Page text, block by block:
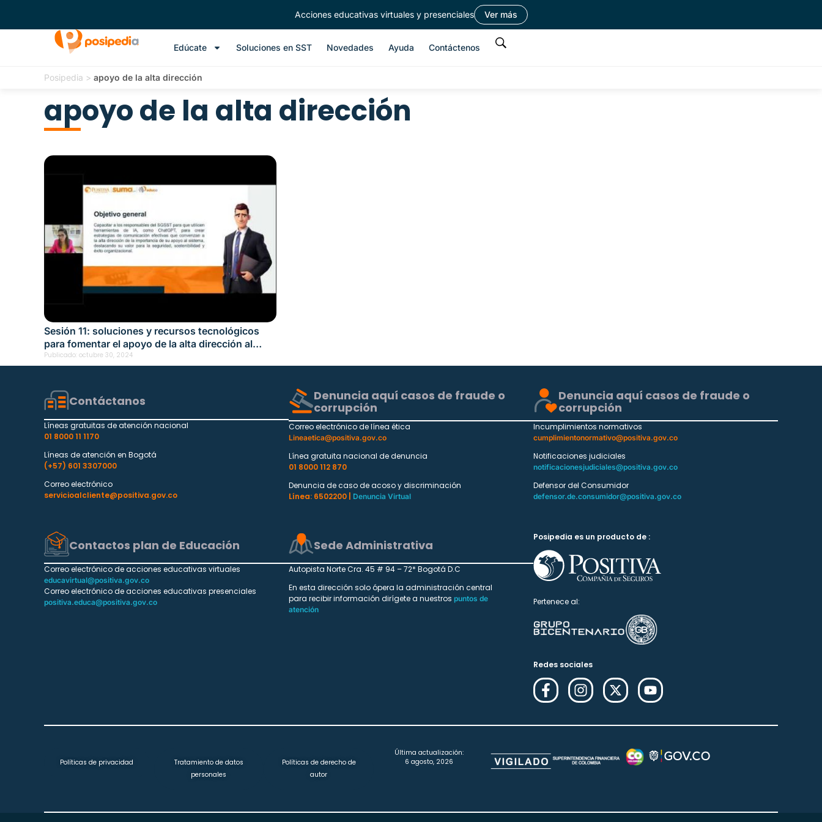
Acciones educativas virtuales y presenciales Ver más
Edúcate Soluciones en SST Novedades Ayuda Contáctenos
Posipedia > apoyo de la alta dirección
apoyo de la alta dirección
Sesión 11: soluciones y recursos tecnológicos
para fomentar el apoyo de la alta dirección al
SGSST Fecha: octubre 30, 2024
Publicado: octubre 30, 2024
Contáctanos
Líneas gratuitas de atención nacional
01 8000 11 1170
Líneas de atención en Bogotá
(+57) 601 3307000
Correo electrónico
servicioalcliente@positiva.gov.co
Denuncia aquí casos de fraude o
corrupción
Correo electrónico de línea ética
Lineaetica@positiva.gov.co
Línea gratuita nacional de denuncia
01 8000 112 870
Denuncia de caso de acoso y discriminación
Línea: 6502200 |
Denuncia Virtual
Denuncia aquí casos de fraude o
corrupción
Incumplimientos normativos
cumplimientonormativo@positiva.gov.co
Notificaciones judiciales
notificacionesjudiciales@positiva.gov.co
Defensor del Consumidor
defensor.de.consumidor@positiva.gov.co
Contactos plan de Educación
Correo electrónico de acciones educativas virtuales
educavirtual@positiva.gov.co
Correo electrónico de acciones educativas presenciales
positiva.educa@positiva.gov.co
Sede Administrativa
Autopista Norte Cra. 45 # 94 – 72* Bogotá D.C
En esta dirección solo ópera la administración central
para recibir información dirígete a nuestros puntos de
atención
Posipedia es un producto de :
Pertenece al:
Redes sociales
Políticas de privacidad
Tratamiento de datos
personales
Políticas de derecho de
autor
Última actualización:
6 agosto, 2026